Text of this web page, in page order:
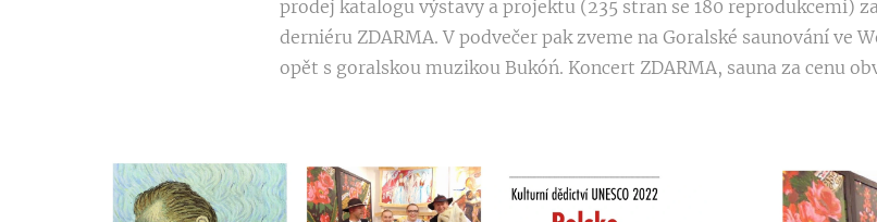
prodej katalogu výstavy a projektu (235 stran se 180 reprodukcemi)
derniéru ZDARMA. V podvečer pak zveme na Goralské saunování ve
opět s goralskou muzikou Bukóń. Koncert ZDARMA, sauna za cenu